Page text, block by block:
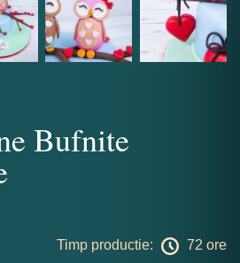
Bufnite
Timp productie: 72 ore